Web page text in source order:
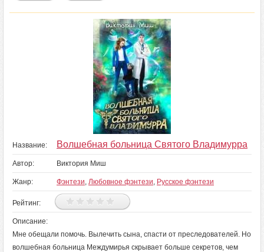
Название: Волшебная больница Святого Владимурра
Автор: Виктория Миш
Жанр: Фэнтези, Любовное фэнтези, Русское фэнтези
Рейтинг:
Описание:
Мне обещали помочь. Вылечить сына, спасти от преследователей. Но
волшебная больница Междумирья скрывает больше секретов, чем